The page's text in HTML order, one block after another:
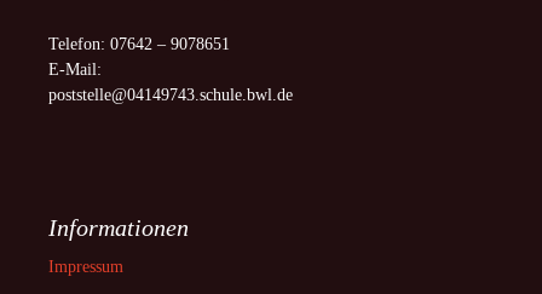
Telefon: 07642 – 9078651
E-Mail:
poststelle@04149743.schule.bwl.de
Informationen
Impressum